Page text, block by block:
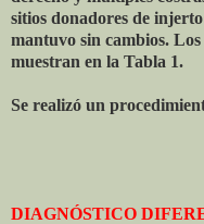
sitios donadores de
mantuvo sin cambios.
muestran en la Tabla 1.
Se realizó un
DIAGNÓSTICO